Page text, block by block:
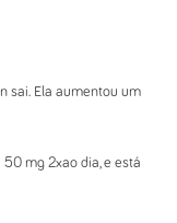
sai. Ela aumentou um
mg 2xao dia, e está